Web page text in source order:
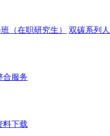
（在职研究生） 双碳系列
合服务
料下载